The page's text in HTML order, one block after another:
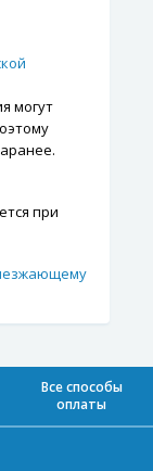
могут
при
Все способы
оплаты